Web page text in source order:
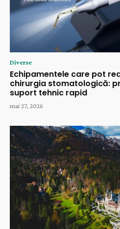
Diverse
Echipamentele care pot
chirurgia stomatologică:
suport tehnic rapid
mai 27, 2026